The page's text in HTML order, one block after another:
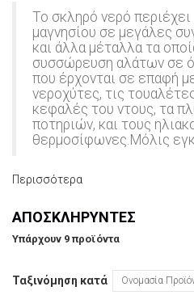
Το σκληρό νερό
μαγνησίου σε μεγάλες
και άλλα μέταλλα τα
συσσώρευση αλάτων σε
που έρχονται σε επαφή
νεροχύτες, τις
κεφαλές του ντους, τα
ποτηριών, και τους
θερμοσίφωνες.Μόλις
Περισσότερα
ΑΠΟΣΚΛΗΡΥΝΤΈΣ
Υπάρχουν 9 προϊόντα
Ταξινόμηση κατά